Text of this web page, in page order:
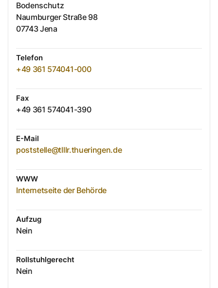
Bodenschutz
Naumburger Straße 98
07743Jena
Telefon
+49 361 574041-000
Fax
+49 361 574041-390
E-Mail
poststelle@tlllr.thueringen.de
WWW
Internetseite der Behörde
Aufzug
Nein
Rollstuhlgerecht
Nein